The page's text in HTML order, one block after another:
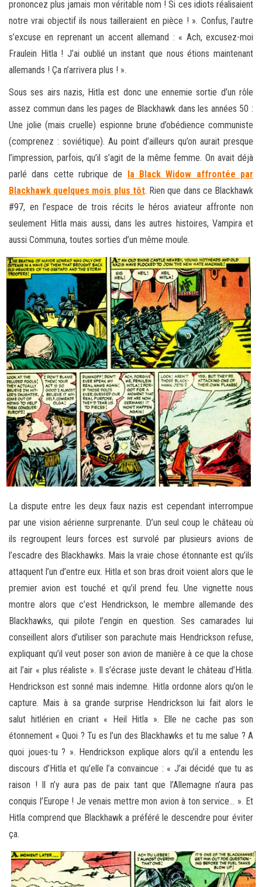
prononcez plus jamais mon véritable nom ! Si ces idiots réalisaient
notre vrai objectif ils nous tailleraient en pièce ! ». Confus, l’autre
s’excuse en reprenant un accent allemand : « Ach, excusez-moi
Fraulein Hitla ! J’ai oublié un instant que nous étions maintenant
allemands ! Ça n’arrivera plus ! ».
Sous ses airs nazis, Hitla est donc une ennemie sortie d’un rôle
assez commun dans les pages de Blackhawk dans les années 50 :
Une jolie (mais cruelle) espionne brune d’obédience communiste
(comprenez : soviétique). Au point d’ailleurs qu’on aurait presque
l’impression, parfois, qu’il s’agit de la même femme. On avait déjà
parlé dans cette rubrique de la Black Widow affrontée par
Blackhawk quelques mois plus tôt. Rien que dans ce Blackhawk
#97, en l’espace de trois récits le héros aviateur affronte non
seulement Hitla mais aussi, dans les autres histoires, Vampira et
aussi Communa, toutes sorties d’un même moule.
La dispute entre les deux faux nazis est cependant interrompue
par une vision aérienne surprenante. D’un seul coup le château où
ils regroupent leurs forces est survolé par plusieurs avions de
l’escadre des Blackhawks. Mais la vraie chose étonnante est qu’ils
attaquent l’un d’entre eux. Hitla et son bras droit voient alors que le
premier avion est touché et qu’il prend feu. Une vignette nous
montre alors que c’est Hendrickson, le membre allemande des
Blackhawks, qui pilote l’engin en question. Ses camarades lui
conseillent alors d’utiliser son parachute mais Hendrickson refuse,
expliquant qu’il veut poser son avion de manière à ce que la chose
ait l’air « plus réaliste ». Il s’écrase juste devant le château d’Hitla.
Hendrickson est sonné mais indemne. Hitla ordonne alors qu’on le
capture. Mais à sa grande surprise Hendrickson lui fait alors le
salut hitlérien en criant « Heil Hitla ». Elle ne cache pas son
étonnement « Quoi ? Tu es l’un des Blackhawks et tu me salue ? A
quoi joues-tu ? ». Hendrickson explique alors qu’il a entendu les
discours d’Hitla et qu’elle l’a convaincue : « J’ai décidé que tu as
raison ! Il n’y aura pas de paix tant que l’Allemagne n’aura pas
conquis l’Europe ! Je venais mettre mon avion à ton service… ». Et
Hitla comprend que Blackhawk a préféré le descendre pour éviter
ça.